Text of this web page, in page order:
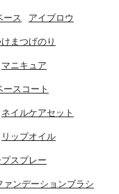
ース アイブロウ
まつげのり
マニキュア
ースコート
ネイルケアセット
リップオイル
スプレー
ァンデーションブラシ